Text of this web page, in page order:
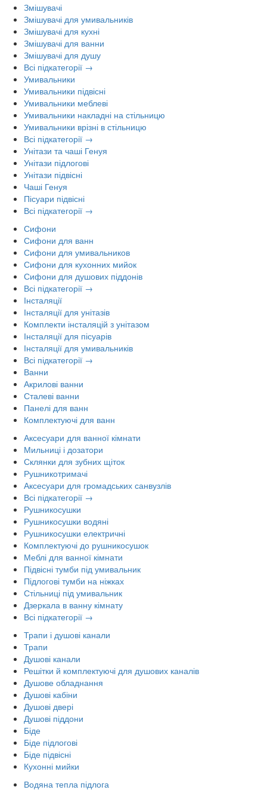
Змішувачі
Змішувачі для умивальників
Змішувачі для кухні
Змішувачі для ванни
Змішувачі для душу
Всі підкатегорії →
Умивальники
Умивальники підвісні
Умивальники меблеві
Умивальники накладні на стільницю
Умивальники врізні в стільницю
Всі підкатегорії →
Унітази та чаші Генуя
Унітази підлогові
Унітази підвісні
Чаші Генуя
Пісуари підвісні
Всі підкатегорії →
Сифони
Сифони для ванн
Сифони для умивальников
Сифони для кухонних мийок
Сифони для душових піддонів
Всі підкатегорії →
Інсталяції
Інсталяції для унітазів
Комплекти інсталяцій з унітазом
Інсталяції для пісуарів
Інсталяції для умивальників
Всі підкатегорії →
Ванни
Акрилові ванни
Сталеві ванни
Панелі для ванн
Комплектуючі для ванн
Аксесуари для ванної кімнати
Мильниці і дозатори
Склянки для зубних щіток
Рушникотримачі
Аксесуари для громадських санвузлів
Всі підкатегорії →
Рушникосушки
Рушникосушки водяні
Рушникосушки електричні
Комплектуючі до рушникосушок
Меблі для ванної кімнати
Підвісні тумби під умивальник
Підлогові тумби на ніжках
Стільниці під умивальник
Дзеркала в ванну кімнату
Всі підкатегорії →
Трапи і душові канали
Трапи
Душові канали
Решітки й комплектуючі для душових каналів
Душове обладнання
Душові кабіни
Душові двері
Душові піддони
Біде
Біде підлогові
Біде підвісні
Кухонні мийки
Водяна тепла підлога